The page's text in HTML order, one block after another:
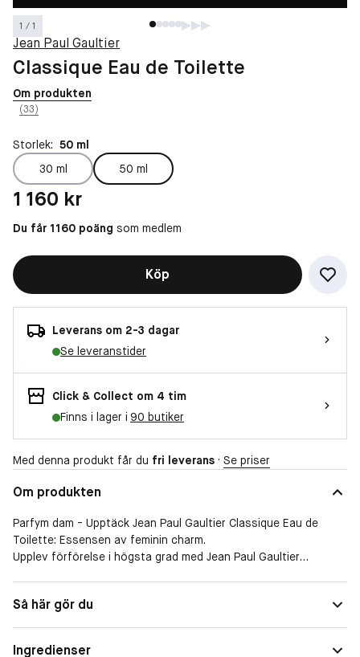
1 / 1
Jean Paul Gaultier
Classique Eau de Toilette
Om produkten
(33)
Storlek: 50 ml
30 ml
50 ml
Pris: 1 160 kr
1 160 kr
Du får 1160 poäng som medlem
Köp
Leverans om 2-3 dagar
Se leveranstider
Click & Collect om 4 tim
Finns i lager i 90 butiker
Med denna produkt får du fri leverans · Se priser
Om produkten
Parfym dam - Upptäck Jean Paul Gaultier Classique Eau de
Toilette: Essensen av feminin charm.
Upplev förförelse i högsta grad med Jean Paul Gaultier
och feminin styrka. låt oss dyka in i Classiques värld, där
barndomsminnen utvecklas till en mogen femme fatale, som
Så här gör du
Ingredienser